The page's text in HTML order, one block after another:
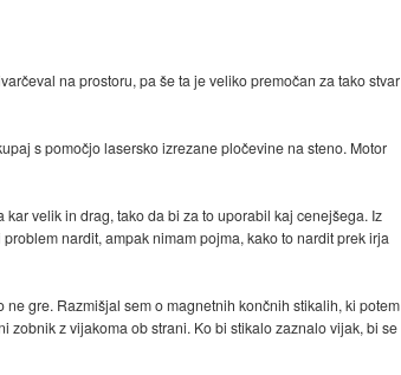
na prostoru, pa še ta je veliko premočan za tako stvar
s pomočjo lasersko izrezane pločevine na steno. Motor
velik in drag, tako da bi za to uporabil kaj cenejšega. Iz
nardit, ampak nimam pojma, kako to nardit prek irja
gre. Razmišjal sem o magnetnih končnih stikalih, ki potem
zobnik z vijakoma ob strani. Ko bi stikalo zaznalo vijak, bi se